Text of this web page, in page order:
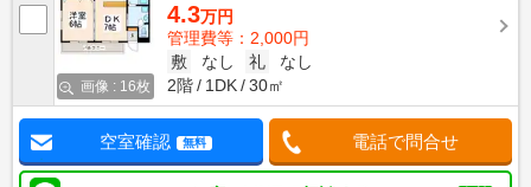
画像 : 16枚
4.3万円
管理費等：2,000円
敷
なし 礼
なし
2階
1DK 30㎡
空室確認 無料 電話で問合せ